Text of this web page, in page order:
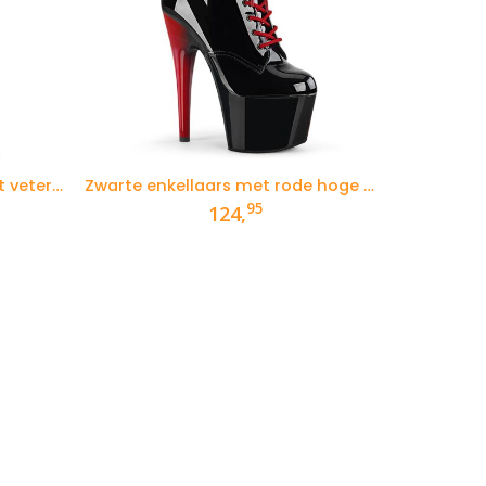
Witte Pleaser enkellaars met veters, hoge plateau en naaldhak Zwarte enkellaars met rode hoge hak en plateau
124,95